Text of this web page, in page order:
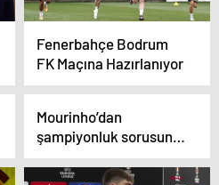
Fenerbahçe Bodrum
FK Maçına Hazırlanıyor
Mourinho’dan
şampiyonluk sorusuna
yanıt: Şansımız devam
ediyor